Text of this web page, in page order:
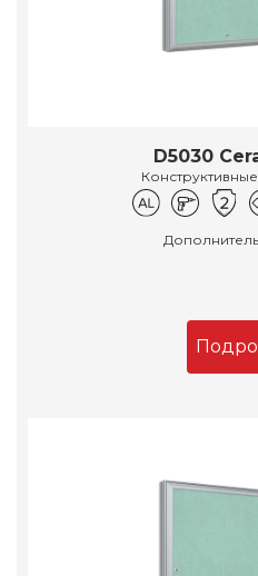
D5030